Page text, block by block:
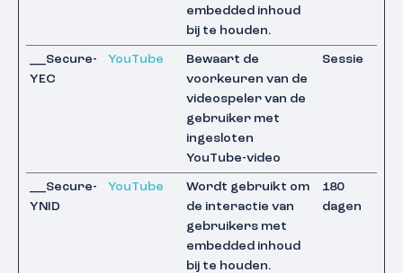
embedded inhoud
bij te houden.
__Secure-
YEC
YouTube
Bewaart de
voorkeuren van de
videospeler van de
gebruiker met
ingesloten
YouTube-video
Sessie
__Secure-
YNID
YouTube
Wordt gebruikt om
de interactie van
gebruikers met
embedded inhoud
bij te houden.
180
dagen